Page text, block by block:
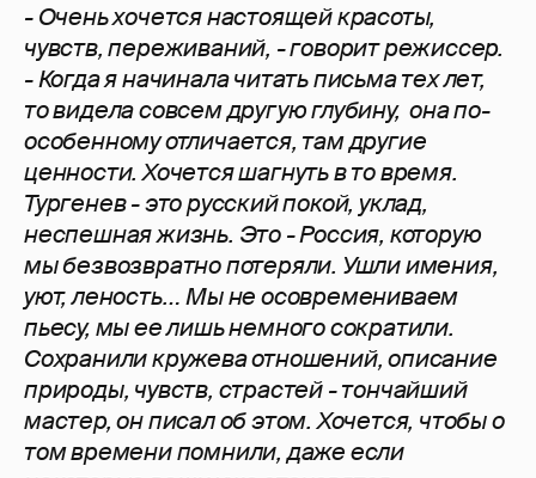
- Очень хочется настоящей красоты,
чувств, переживаний, - говорит режиссер.
- Когда я начинала читать письма тех лет,
то видела совсем другую глубину, она по-
особенному отличается, там другие
ценности. Хочется шагнуть в то время.
Тургенев - это русский покой, уклад,
неспешная жизнь. Это - Россия, которую
мы безвозвратно потеряли. Ушли имения,
уют, леность… Мы не осовремениваем
пьесу, мы ее лишь немного сократили.
Сохранили кружева отношений, описание
природы, чувств, страстей - тончайший
мастер, он писал об этом. Хочется, чтобы о
том времени помнили, даже если